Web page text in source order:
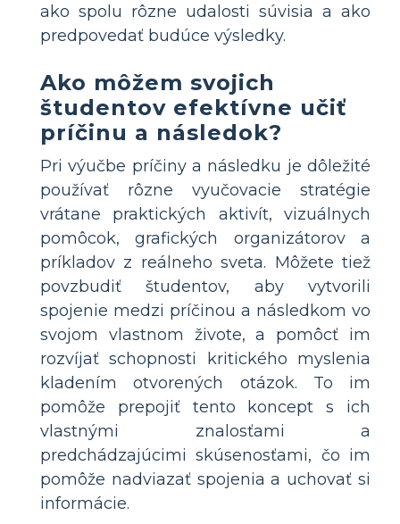
ako spolu rôzne udalosti súvisia a ako
predpovedať budúce výsledky.
Ako môžem svojich
študentov efektívne učiť
príčinu a následok?
Pri výučbe príčiny a následku je dôležité
používať rôzne vyučovacie stratégie
vrátane praktických aktivít, vizuálnych
pomôcok, grafických organizátorov a
príkladov z reálneho sveta. Môžete tiež
povzbudiť študentov, aby vytvorili
spojenie medzi príčinou a následkom vo
svojom vlastnom živote, a pomôcť im
rozvíjať schopnosti kritického myslenia
kladením otvorených otázok. To im
pomôže prepojiť tento koncept s ich
vlastnými znalosťami a
predchádzajúcimi skúsenosťami, čo im
pomôže nadviazať spojenia a uchovať si
informácie.